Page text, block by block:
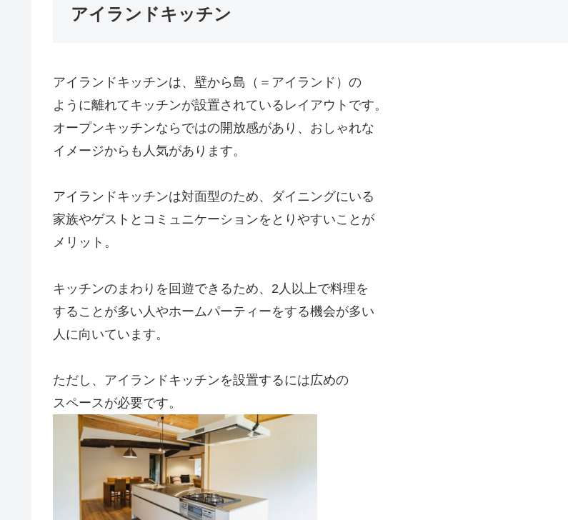
アイランドキッチン
アイランドキッチンは、壁から島（＝アイランド）の
ように離れてキッチンが設置されているレイアウトです。
オープンキッチンならではの開放感があり、おしゃれな
イメージからも人気があります。
アイランドキッチンは対面型のため、ダイニングにいる
家族やゲストとコミュニケーションをとりやすいことが
メリット。
キッチンのまわりを回遊できるため、2人以上で料理を
することが多い人やホームパーティーをする機会が多い
人に向いています。
ただし、アイランドキッチンを設置するには広めの
スペースが必要です。